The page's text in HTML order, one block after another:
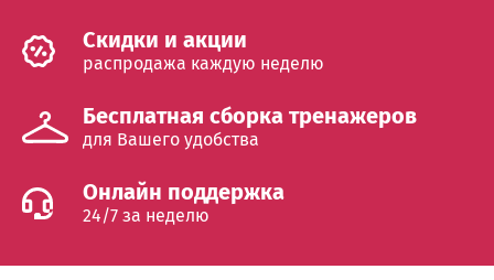
Cкидки и акции
распродажа каждую неделю
Бесплатная сборка тренажеров
для Вашего удобства
Онлайн поддержка
24/7 за неделю